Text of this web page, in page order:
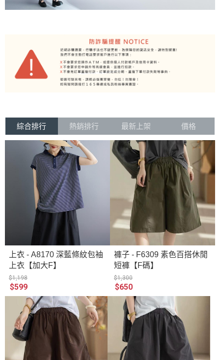
綜合排行 熱銷排行 最新上架 價格
上衣 - A8170 深藍條紋包袖
上衣【加大F】
$1,198
$599
褲子 - F6309 素色百搭休閒
短褲【F碼】
$1,300
$650